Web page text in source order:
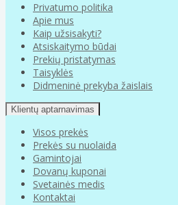
Privatumo politika
Apie mus
Kaip užsisakyti?
Atsiskaitymo būdai
Prekių pristatymas
Taisyklės
Didmeninė prekyba žaislais
Klientų aptarnavimas
Visos prekės
Prekės su nuolaida
Gamintojai
Dovanų kuponai
Svetainės medis
Kontaktai